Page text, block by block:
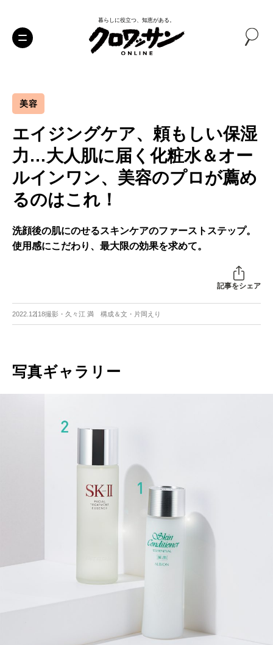
暮らしに役立つ、知恵がある。
美容
エイジングケア、頼もしい保湿
力…大人肌に届く化粧水＆オー
ルインワン、美容のプロが薦め
るのはこれ！
洗顔後の肌にのせるスキンケアのファーストステップ。
使用感にこだわり、最大限の効果を求めて。
記事をシェア
2022.12.18撮影・久々江 満 構成＆文・片岡えり
写真ギャラリー